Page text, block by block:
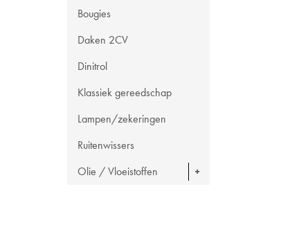
Bougies
Daken 2CV
Dinitrol
Klassiek gereedschap
Lampen/zekeringen
Ruitenwissers
Olie / Vloeistoffen